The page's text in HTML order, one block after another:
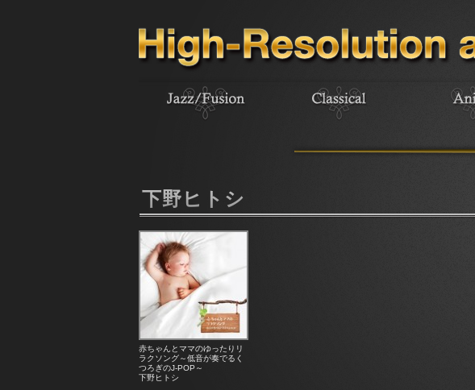
下野ヒトシ
赤ちゃんとママのゆったりリ
ラクソング～低音が奏でるく
つろぎのJ-POP～
下野ヒトシ